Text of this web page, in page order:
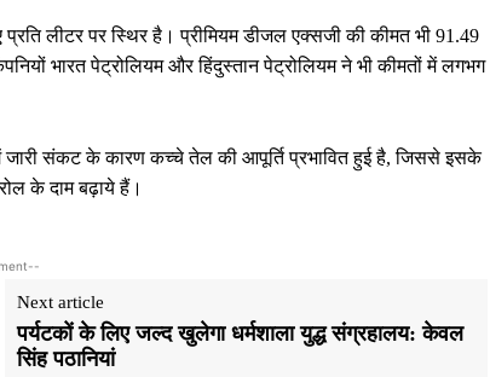
लीटर पर स्थिर है। प्रीमियम डीजल एक्सजी की कीमत भी 91.49
भारत पेट्रोलियम और हिंदुस्तान पेट्रोलियम ने भी कीमतों में लगभग
संकट के कारण कच्चे तेल की आपूर्ति प्रभावित हुई है, जिससे इसके
के दाम बढ़ाये हैं।
Next article
पर्यटकों के लिए जल्द खुलेगा धर्मशाला युद्ध संग्रहालय: केवल
सिंह पठानियां